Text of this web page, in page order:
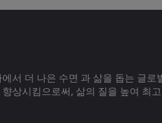
서 더 나은 수면 과 삶을 돕는 글로
상시킴으로써, 삶의 질을 높여 최